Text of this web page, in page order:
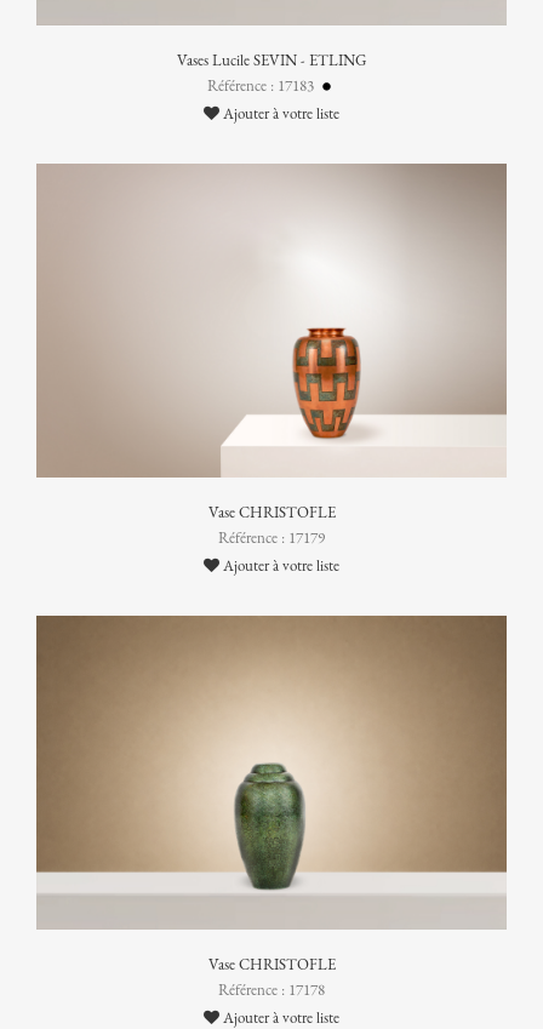
Vases Lucile SEVIN - ETLING
Référence : 17183
Ajouter à votre liste
Vase CHRISTOFLE
Référence : 17179
Ajouter à votre liste
Vase CHRISTOFLE
Référence : 17178
Ajouter à votre liste